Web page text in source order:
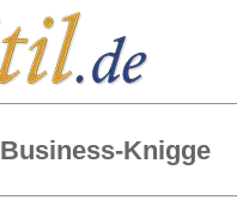
Business-Knigge